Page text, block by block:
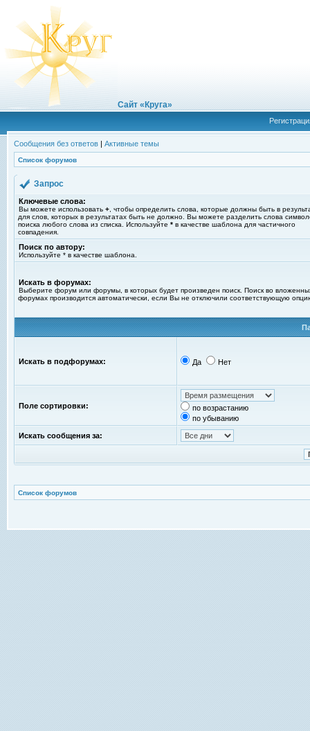
Сайт «Круга»
Сообщения без ответов | Активные темы
Список форумов
Запрос
Ключевые слова:
Вы можете использовать + , чтобы определить слова, которые должны быть в
для слов, которых в результатах быть не должно. Вы можете разделить слова
поиска любого слова из списка. Используйте * в качестве шаблона для частичного
совпадения.
Поиск по автору:
Используйте * в качестве шаблона.
Искать в форумах:
Выберите форум или форумы, в которых будет произведен поиск. Поиск во
форумах производится автоматически, если Вы не отключили соответствующую
Искать в подфорумах: Да Нет
Поле сортировки:
по возрастанию
по убыванию
Искать сообщения за:
Список форумов